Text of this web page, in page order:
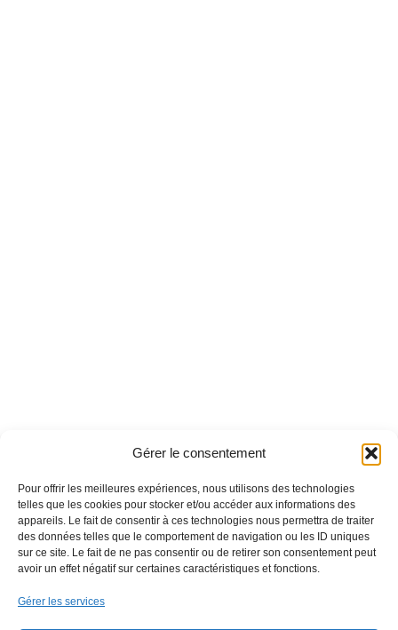
Gérer le consentement
Pour offrir les meilleures expériences, nous utilisons des technologies
telles que les cookies pour stocker et/ou accéder aux informations des
appareils. Le fait de consentir à ces technologies nous permettra de traiter
des données telles que le comportement de navigation ou les ID uniques
sur ce site. Le fait de ne pas consentir ou de retirer son consentement peut
avoir un effet négatif sur certaines caractéristiques et fonctions.
Gérer les services